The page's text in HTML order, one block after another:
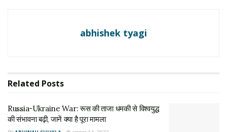
जनरल (सेवानिवृत्त) वीके सिंह ने कहा है कि आज ख़बर मिली कि कीव से आ
रहे एक छात्र को गोली लग गई और उसे बीच रास्ते से ही वापस कीव ले जाया
abhishek tyagi
Related Posts
Russia-Ukraine War: रूस की ताजा धमकी से विश्वयुद्ध
की संभावना बढ़ी, जानें क्या है पूरा मामला